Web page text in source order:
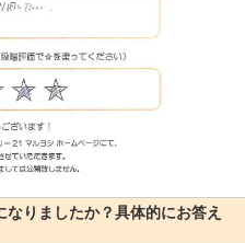
りましたか？具体的にお答え